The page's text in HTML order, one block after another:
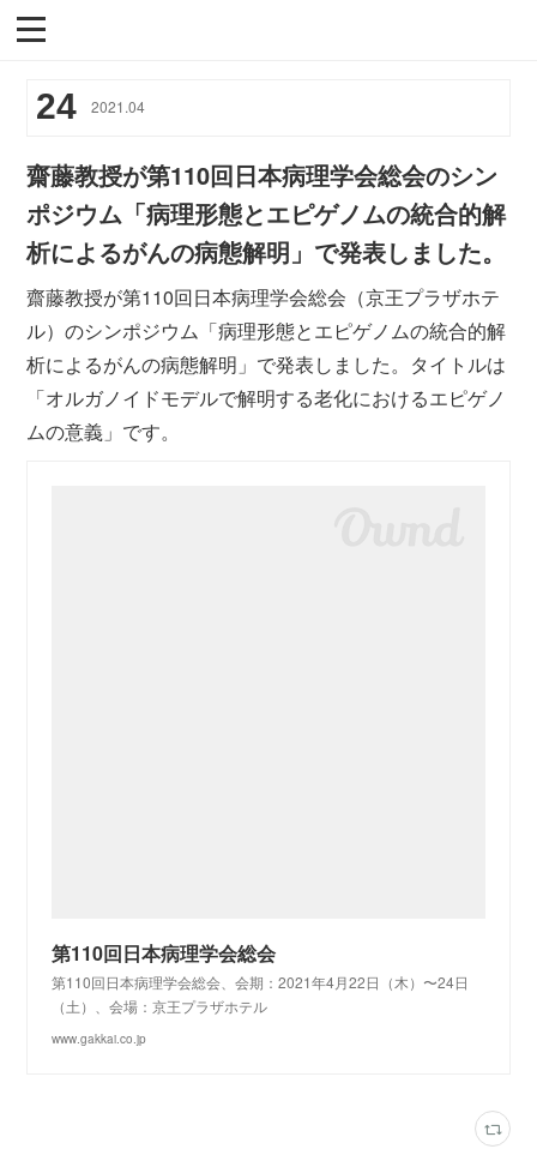
24 2021 .04
齋藤教授が第110回日本病理学会総会のシン
ポジウム「病理形態とエピゲノムの統合的解
析によるがんの病態解明」で発表しました。
齋藤教授が第110回日本病理学会総会（京王プラザホテ
ル）のシンポジウム「病理形態とエピゲノムの統合的解
析によるがんの病態解明」で発表しました。タイトルは
「オルガノイドモデルで解明する老化におけるエピゲノ
ムの意義」です。
第110回日本病理学会総会
第110回日本病理学会総会、会期：2021年4月22日（木）〜24日
（土）、会場：京王プラザホテル
www.gakkai.co.jp